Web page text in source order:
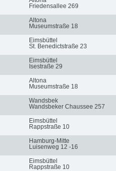
Friedensallee 269
Altona
Museumstraße 18
Eimsbüttel
St. Benedictstraße 23
Eimsbüttel
Isestraße 29
Altona
Museumstraße 18
Wandsbek
Wandsbeker Chaussee 257
Eimsbüttel
Rappstraße 10
Hamburg-Mitte
Luisenweg 12 -16
Eimsbüttel
Rappstraße 10